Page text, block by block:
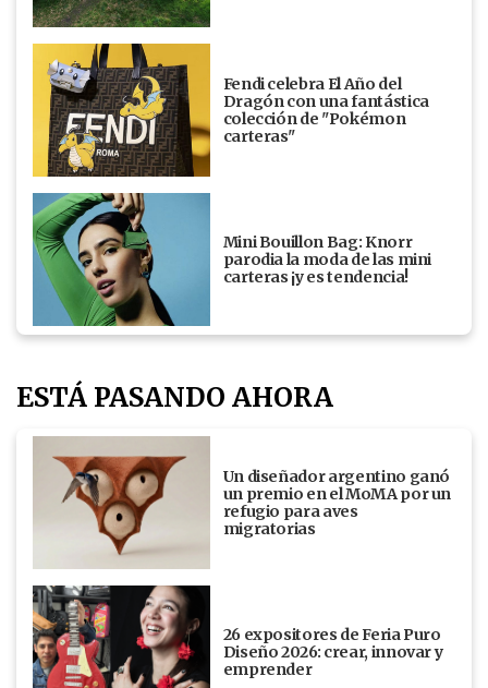
Fendi celebra El Año del
Dragón con una fantástica
colección de "Pokémon
carteras"
Mini Bouillon Bag: Knorr
parodia la moda de las mini
carteras ¡y es tendencia!
ESTÁ PASANDO AHORA
Un diseñador argentino ganó
un premio en el MoMA por un
refugio para aves
migratorias
26 expositores de Feria Puro
Diseño 2026: crear, innovar y
emprender